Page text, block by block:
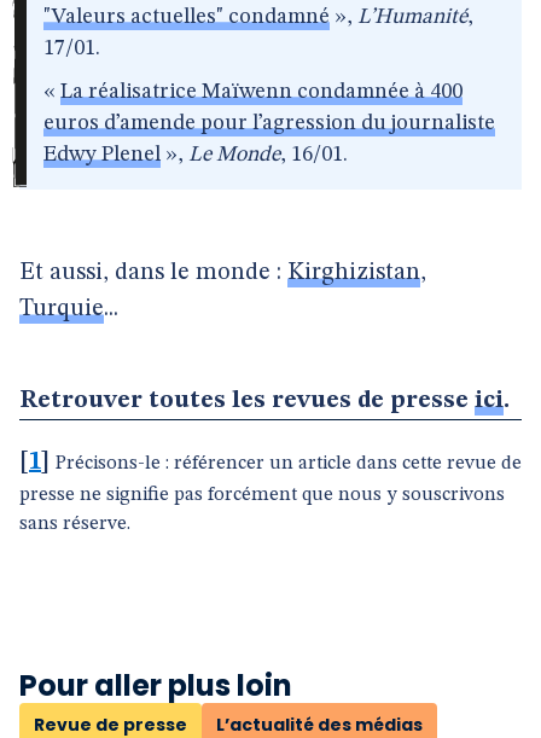
"Valeurs actuelles" condamné », L’Humanité,
17/01.
« La réalisatrice Maïwenn condamnée à 400
euros d’amende pour l’agression du journaliste
Edwy Plenel », Le Monde, 16/01.
Et aussi, dans le monde : Kirghizistan,
Turquie...
Retrouver toutes les revues de presse ici.
1
Précisons-le : référencer un article dans cette revue de
presse ne signifie pas forcément que nous y souscrivons
sans réserve.
Pour aller plus loin
Revue de presse L’actualité des médias